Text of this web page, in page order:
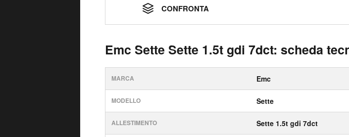
CONFRONTA
Emc Sette Sette 1.5t gdi 7dct: scheda
MARCA Emc
MODELLO Sette
ALLESTIMENTO Sette 1.5t gdi 7dct